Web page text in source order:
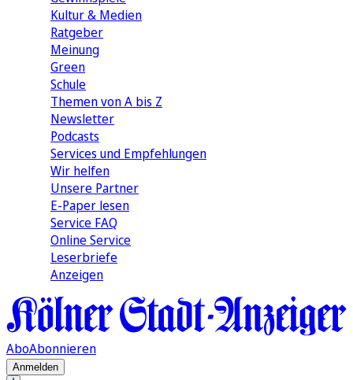
Kultur & Medien
Ratgeber
Meinung
Green
Schule
Themen von A bis Z
Newsletter
Podcasts
Services und Empfehlungen
Wir helfen
Unsere Partner
E-Paper lesen
Service FAQ
Online Service
Leserbriefe
Anzeigen
AboAbonnieren
Anmelden